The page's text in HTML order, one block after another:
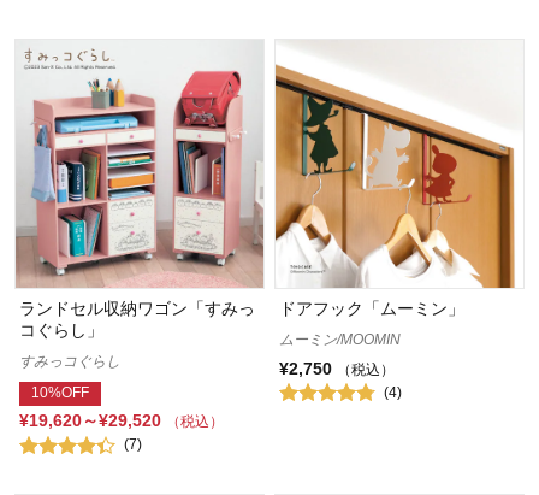
ランドセル収納ワゴン「すみっ
コぐらし」
すみっコぐらし
10%OFF
¥19,620～¥29,520
（税込）
(7)
ドアフック「ムーミン」
ムーミン/MOOMIN
¥2,750
（税込）
(4)